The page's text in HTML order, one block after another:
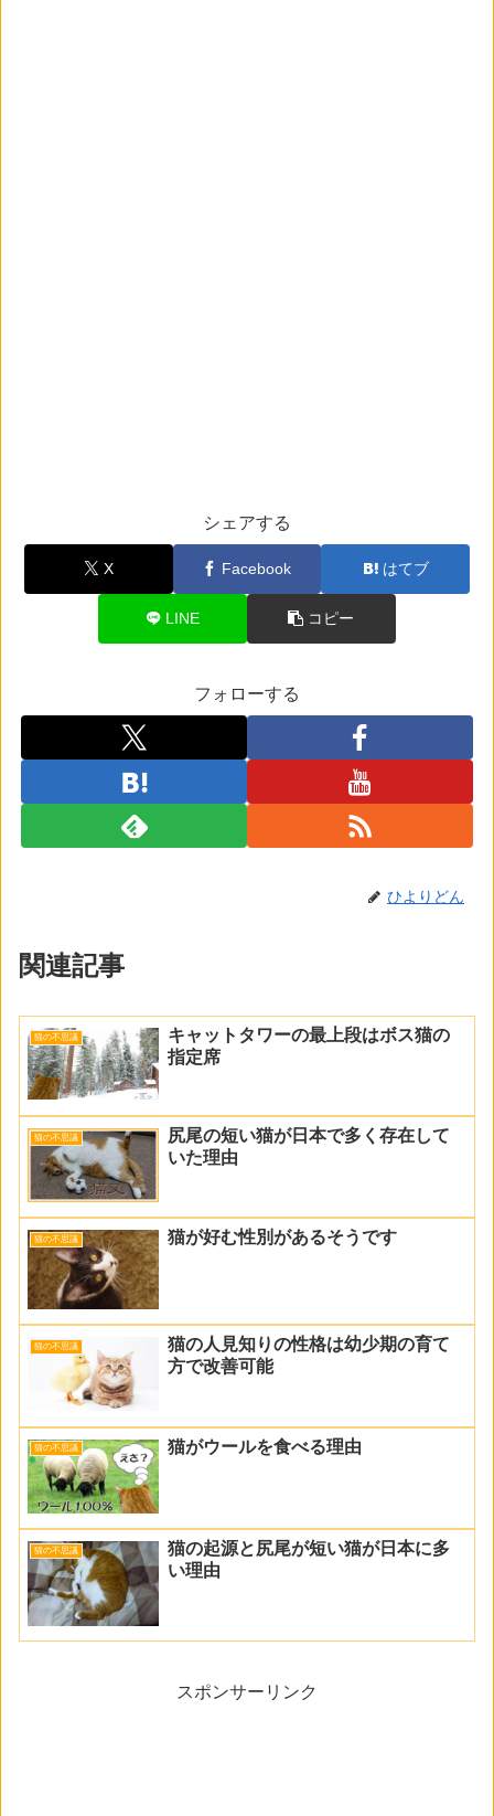
シェアする
X Facebook はてブ
LINE コピー
フォローする
ひよりどん
関連記事
猫の不思議
キャットタワーの最上段はボス猫の
指定席
猫の不思議
尻尾の短い猫が日本で多く存在して
いた理由
猫の不思議 猫が好む性別があるそうです
猫の不思議
猫の人見知りの性格は幼少期の育て
方で改善可能
猫の不思議 猫がウールを食べる理由
猫の不思議
猫の起源と尻尾が短い猫が日本に多
い理由
スポンサーリンク